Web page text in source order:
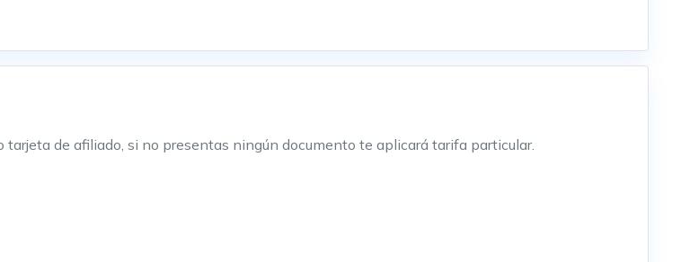
de afiliado, si no presentas ningún documento te aplicará tarifa particular.